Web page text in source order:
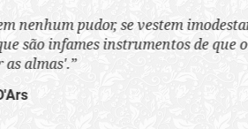
se vestem imodestamente e
de que o inferno